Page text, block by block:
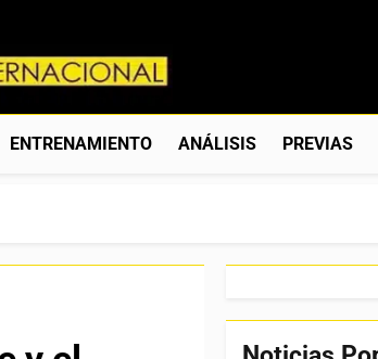
Entrevistas, Análisis, Crónicas, Previas Y Más.
ENTRENAMIENTO ANÁLISIS PREVIAS